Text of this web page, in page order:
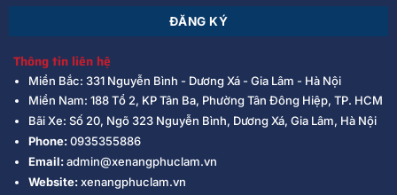
Thông tin liên hệ
Miền Bắc: 331 Nguyễn Bình - Dương Xá - Gia Lâm - Hà Nội
Miền Nam: 188 Tổ 2, KP Tân Ba, Phường Tân Đông Hiệp, TP. HCM
Bãi Xe: Số 20, Ngõ 323 Nguyễn Bình, Dương Xá, Gia Lâm, Hà Nội
Phone:0935355886
Email:admin@xenangphuclam.vn
Website:xenangphuclam.vn